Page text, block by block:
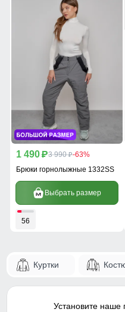
1 490 p3 990 p-63%
Брюки горнолыжные 1332SS
Выбрать размер
56
Куртки
Установите наше